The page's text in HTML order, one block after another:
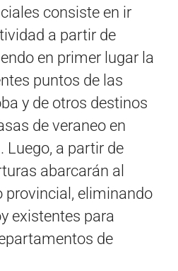
consiste en ir
a partir de
en primer lugar la
puntos de las
y de otros destinos
de veraneo en
Luego, a partir de
abarcarán al
eliminando
existentes para
de